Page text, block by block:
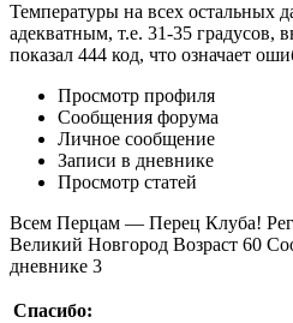
Температуры на всех остальных
адекватным, т.е. 31-35 градусов,
показал 444 код, что означает
Просмотр профиля
Сообщения форума
Личное сообщение
Записи в дневнике
Просмотр статей
Всем Перцам — Перец Клуба!
Великий Новгород Возраст 60
дневнике 3
Спасибо: